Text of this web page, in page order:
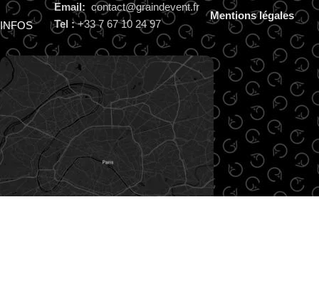
INFOS
Email: contact@graindevent.fr
Tel :+33 7 67 10 24 97
Mentions légales